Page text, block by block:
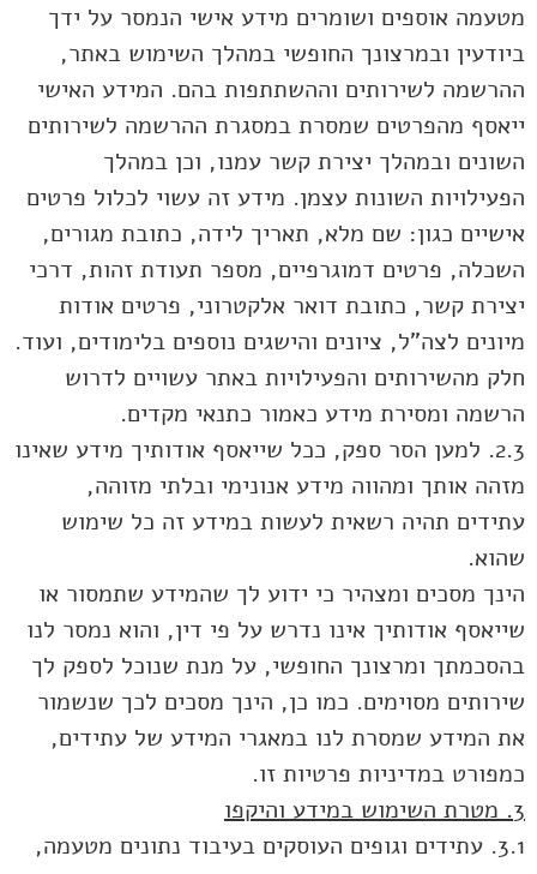
מטעמה אוספים ושומרים מידע אישי הנמסר על ידך
ביודעין ובמרצונך החופשי במהלך השימוש באתר,
ההרשמה לשירותים וההשתתפות בהם. המידע האישי
ייאסף מהפרטים שמסרת במסגרת ההרשמה לשירותים
השונים ובמהלך יצירת קשר עמנו, וכן במהלך
הפעילויות השונות עצמן. מידע זה עשוי לכלול פרטים
אישיים כגון: שם מלא, תאריך לידה, כתובת מגורים,
השכלה, פרטים דמוגרפיים, מספר תעודת זהות, דרכי
יצירת קשר, כתובת דואר אלקטרוני, פרטים אודות
מיונים לצה"ל, ציונים והישגים נוספים בלימודים, ועוד.
חלק מהשירותים והפעילויות באתר עשויים לדרוש
הרשמה ומסירת מידע כאמור כתנאי מקדים.
2.3. למען הסר ספק, ככל שייאסף אודותיך מידע שאינו
מזהה אותך ומהווה מידע אנונימי ובלתי מזוהה,
עתידים תהיה רשאית לעשות במידע זה כל שימוש
שהוא.
הינך מסכים ומצהיר כי ידוע לך שהמידע שתמסור או
שייאסף אודותיך אינו נדרש על פי דין, והוא נמסר לנו
בהסכמתך ומרצונך החופשי, על מנת שנוכל לספק לך
שירותים מסוימים. כמו כן, הינך מסכים לכך שנשמור
את המידע שמסרת לנו במאגרי המידע של עתידים,
כמפורט במדיניות פרטיות זו.
3. מטרת השימוש במידע והיקפו
3.1. עתידים וגופים העוסקים בעיבוד נתונים מטעמה,